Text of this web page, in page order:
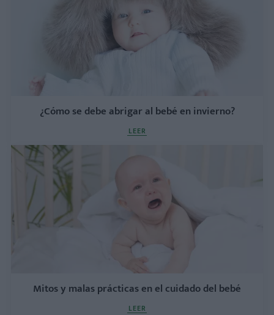
¿Cómo se debe abrigar al bebé en invierno?
LEER
Mitos y malas prácticas en el cuidado del bebé
LEER